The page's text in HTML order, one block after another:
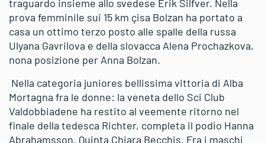
traguardo insieme allo svedese Erik Silfver. Nella
prova femminile sui 15 km çisa Bolzan ha portato a
casa un ottimo terzo posto alle spalle della russa
Ulyana Gavrilova e della slovacca Alena Prochazkova,
nona posizione per Anna Bolzan.
Nella categoria juniores bellissima vittoria di Alba
Mortagna fra le donne: la veneta dello Sci Club
Valdobbiadene ha restito al veemente ritorno nel
finale della tedesca Richter, completa il podio Hanna
Abrahamsson. Quinta Chiara Becchis. Fra i maschi